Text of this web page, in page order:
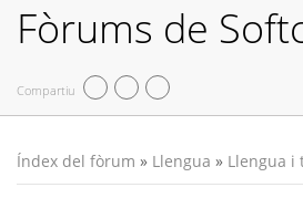
Fòrums de
Compartiu
Índex del fòrum » Llengua » Llengua i